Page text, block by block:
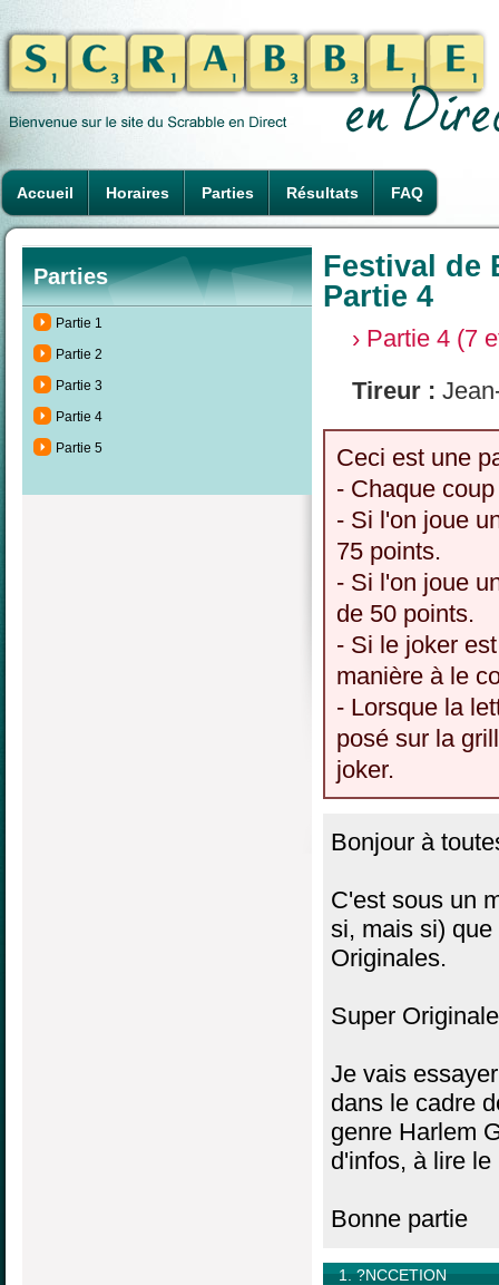
Accueil Horaires Parties Résultats FAQ
Parties
Partie 1
Partie 2
Partie 3
Partie 4
Partie 5
Festival de
Partie 4
› Partie 4 (7
Tireur :
Ceci est une
- Chaque
- Si l'on joue
75 points.
- Si l'on joue
de 50 points.
- Si le joker
manière à le
- Lorsque la
posé sur la
joker.
Bonjour à
C'est sous un
si, mais si)
Originales.
Super
Je vais
dans le cadre
genre Harlem
d'infos, à lire
Bonne partie
1. ?NCCETION